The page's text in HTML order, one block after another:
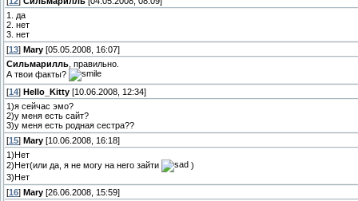
1. да
2. нет
3. нет
[13] Mary [05.05.2008, 16:07]
Сильмарилль , правильно.
А твои факты?
[14] Hello_Kitty [10.06.2008, 12:34]
1)я сейчас эмо?
2)у меня есть сайт?
3)у меня есть родная сестра??
[15] Mary [10.06.2008, 16:18]
1)Нет
2)Нет(или да, я не могу на него зайти
)
3)Нет
[16] Mary [26.06.2008, 15:59]